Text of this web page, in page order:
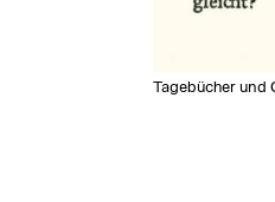
Tagebücher und